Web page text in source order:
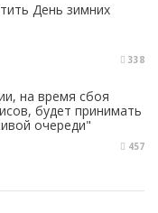
День зимних
338
на время сбоя
будет принимать
очереди"
457